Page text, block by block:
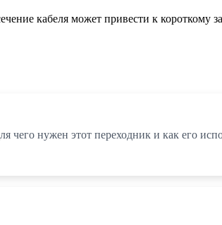
кабеля может привести к
нужен этот переходник и как его